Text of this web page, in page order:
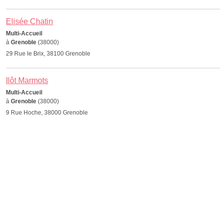
Elisée Chatin
Multi-Accueil
à Grenoble (38000)
29 Rue le Brix, 38100 Grenoble
Ilôt Marmots
Multi-Accueil
à Grenoble (38000)
9 Rue Hoche, 38000 Grenoble